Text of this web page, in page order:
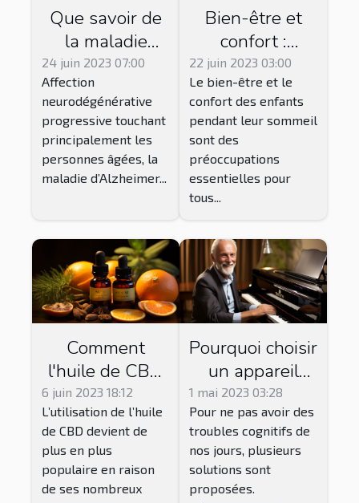
Que savoir de
la maladie
d'Alzheimer et
des traitements
disponibles ?
24 juin 2023 07:00
Affection
neurodégénérative
progressive touchant
principalement les
personnes âgées, la
maladie d’Alzheimer...
Bien-être et
confort :
l'importance de
la gigoteuse
pour votre
enfant et
jusqu'à quel
âge l'utiliser
22 juin 2023 03:00
Le bien-être et le
confort des enfants
pendant leur sommeil
sont des
préoccupations
essentielles pour
tous...
Comment
l'huile de CBD
pure peut-elle
améliorer votre
bien-être ?
6 juin 2023 18:12
L’utilisation de l’huile
de CBD devient de
plus en plus
populaire en raison
de ses nombreux
Pourquoi choisir
un appareil
auditif ou une
aide auditive ?
1 mai 2023 03:28
Pour ne pas avoir des
troubles cognitifs de
nos jours, plusieurs
solutions sont
proposées.